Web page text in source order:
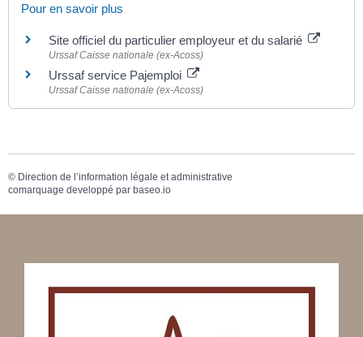
Pour en savoir plus
Site officiel du particulier employeur et du salarié
Urssaf Caisse nationale (ex-Acoss)
Urssaf service Pajemploi
Urssaf Caisse nationale (ex-Acoss)
© Direction de l’information légale et administrative
comarquage developpé par baseo.io